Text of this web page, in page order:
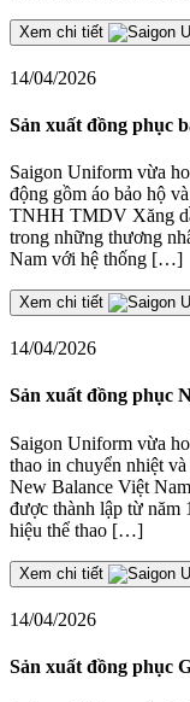
Xem chi tiết
14/04/2026
Sản xuất đồng phục
Saigon Uniform vừa
động gồm áo bảo hộ
TNHH TMDV Xăng
trong những thương
Nam với hệ thống […]
Xem chi tiết
14/04/2026
Sản xuất đồng phục
Saigon Uniform vừa
thao in chuyển nhiệt
New Balance Việt
được thành lập từ năm
hiệu thể thao […]
Xem chi tiết
14/04/2026
Sản xuất đồng phục